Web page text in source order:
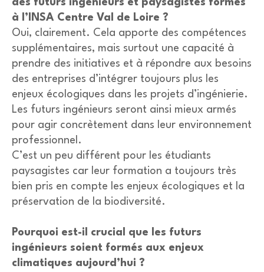
des futurs ingénieurs et paysagistes formés
à l’INSA Centre Val de Loire ?
Oui, clairement. Cela apporte des compétences
supplémentaires, mais surtout une capacité à
prendre des initiatives et à répondre aux besoins
des entreprises d’intégrer toujours plus les
enjeux écologiques dans les projets d’ingénierie.
Les futurs ingénieurs seront ainsi mieux armés
pour agir concrètement dans leur environnement
professionnel.
C’est un peu différent pour les étudiants
paysagistes car leur formation a toujours très
bien pris en compte les enjeux écologiques et la
préservation de la biodiversité.
Pourquoi est-il crucial que les futurs
ingénieurs soient formés aux enjeux
climatiques aujourd’hui ?